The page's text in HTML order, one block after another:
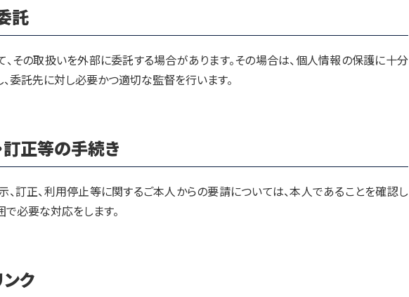
託
その取扱いを外部に委託する場合があります。その場合は、個人情報の保護に十分
委託先に対し必要かつ適切な監督を行います。
正等の手続き
訂正、利用停止等に関するご本人からの要請については、本人であることを確認し
で必要な対応をします。
ク